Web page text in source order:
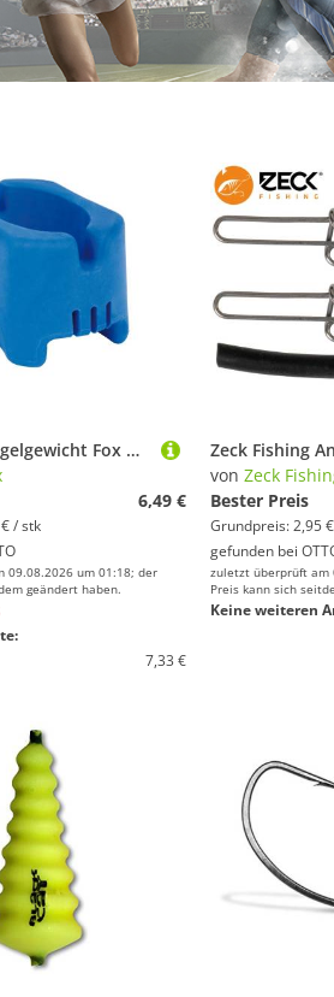
Fox Matrix Angelgewicht Fox Matrix Method Mould für Feederkorb
6,49 €
/ stk
09.08.2026 um 01:18; der
geändert haben.
7,33 €
von Zeck
Bester Preis
Grundpreis: 2,95
gefunden bei
zuletzt überprüft am
Preis kann sich
Keine weiteren